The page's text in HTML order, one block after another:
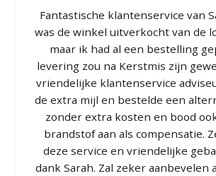
Fantastische klantenservice van
was de winkel uitverkocht van de
maar ik had al een bestelling
levering zou na Kerstmis zijn
vriendelijke klantenservice
de extra mijl en bestelde een
zonder extra kosten en bood
brandstof aan als compensatie.
deze service en vriendelijke
dank Sarah. Zal zeker aanbevelen